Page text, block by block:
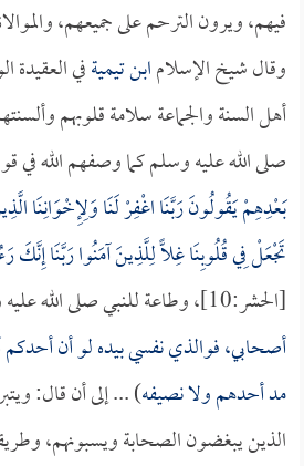
فيهم، ويرون الترحم على جميعهم،
وقال شيخ الإسلامابن تيميةفي
أهل السنة والجماعة سلامة قلوبهم
صلى الله عليه وسلم كما وصفهم الله في
بَعْدِهِمْ يَقُولُونَ رَبَّنَا اغْفِرْ لَنَا وَلِإِخْوَانِنَا
تَجْعَلْ فِي قُلُوبِنَا غِلًّا لِلَّذِينَ آمَنُوا رَبَّنَا
[الحشر:10]، وطاعة للنبي صلى الله عليه وسلم في قوله: (
أصحابي، فوالذي نفسي بيده لو أن أحدكم
مد أحدهم ولا نصيفه) ... إلى أن قال:
الذين يبغضون الصحابة ويسبونهم،